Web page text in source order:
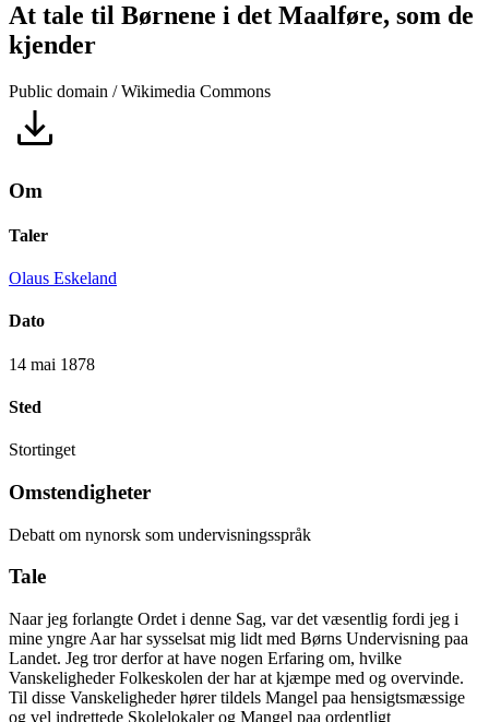
At tale til Børnene i det Maalføre, som de
kjender
Public domain / Wikimedia Commons
Om
Taler
Olaus Eskeland
Dato
14 mai 1878
Sted
Stortinget
Omstendigheter
Debatt om nynorsk som undervisningsspråk
Tale
Naar jeg forlangte Ordet i denne Sag, var det væsentlig fordi jeg i
mine yngre Aar har sysselsat mig lidt med Børns Undervisning paa
Landet. Jeg tror derfor at have nogen Erfaring om, hvilke
Vanskeligheder Folkeskolen der har at kjæmpe med og overvinde.
Til disse Vanskeligheder hører tildels Mangel paa hensigtsmæssige
og vel indrettede Skolelokaler og Mangel paa ordentligt